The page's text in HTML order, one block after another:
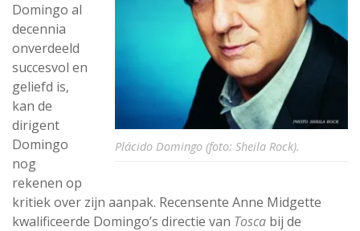
Plácido Domingo (foto: Sheila Rock).
Domingo al
decennia
onverdeeld
succesvol en
geliefd is,
kan de
dirigent
Domingo
nog
rekenen op
kritiek over zijn aanpak. Recensente Anne Midgette
kwalificeerde Domingo’s directie van Tosca bij de